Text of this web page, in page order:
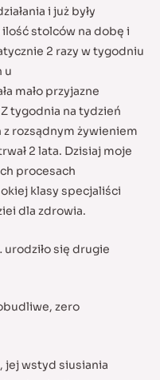
i już były
stolców na dobę i
2 razy w tygodniu
u
mało przyjazne
tygodnia na tydzień
z rozsądnym żywieniem
2 lata. Dzisiaj moje
procesach
klasy specjaliści
dla zdrowia.
się drugie
zero
jej wstyd siusiania